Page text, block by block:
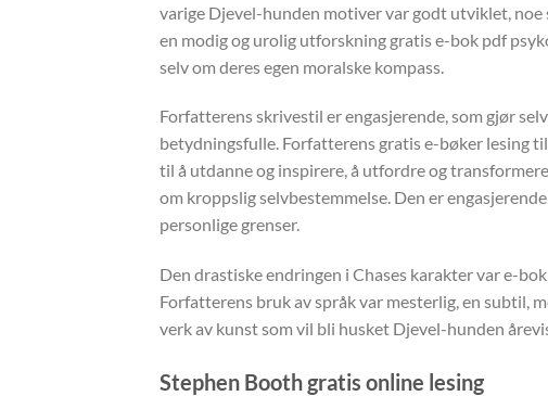
varige Djevel-hunden motiver var godt utviklet,
en modig og urolig utforskning gratis e-bok pdf
selv om deres egen moralske kompass.
Forfatterens skrivestil er engasjerende, som gjør
betydningsfulle. Forfatterens gratis e-bøker lesing
til å utdanne og inspirere, å utfordre og
om kroppslig selvbestemmelse. Den er
personlige grenser.
Den drastiske endringen i Chases karakter var e-
Forfatterens bruk av språk var mesterlig, en subtil,
verk av kunst som vil bli husket Djevel-hunden
Stephen Booth gratis online lesing